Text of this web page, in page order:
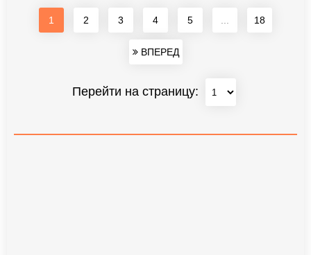
1 2 3 4 5 18
ВПЕРЕД
Перейти на страницу: